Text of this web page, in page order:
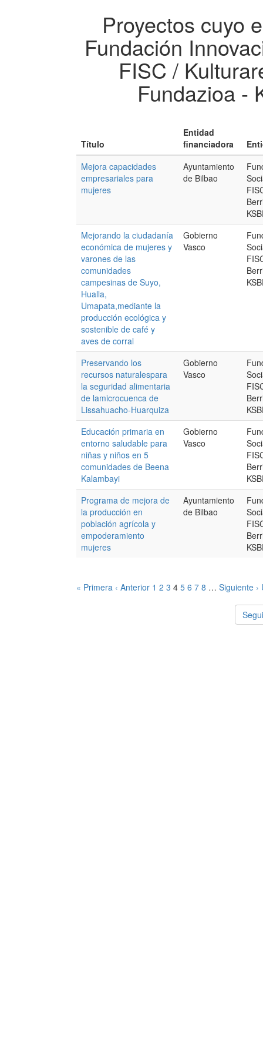
Proyectos cuyo
Fundación
FISC /
Fundazioa -
Título
Entidad
financiadora
Mejora capacidades
empresariales para
mujeres
Ayuntamiento
de Bilbao
Mejorando la ciudadanía
económica de mujeres y
varones de las
comunidades
campesinas de Suyo,
Hualla,
Umapata,mediante la
producción ecológica y
sostenible de café y
aves de corral
Gobierno
Vasco
Preservando los
recursos naturalespara
la seguridad alimentaria
de lamicrocuenca de
Lissahuacho-Huarquiza
Gobierno
Vasco
Educación primaria en
entorno saludable para
niñas y niños en 5
comunidades de Beena
Kalambayi
Gobierno
Vasco
Programa de mejora de
la producción en
población agrícola y
empoderamiento
mujeres
Ayuntamiento
de Bilbao
« Primera ‹ Anterior 1 2 3 4 5 6 7 8 … Siguiente ›